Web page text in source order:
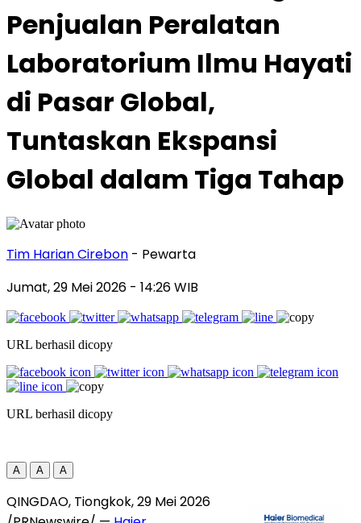
Penjualan Peralatan
Laboratorium Ilmu Hayati
di Pasar Global,
Tuntaskan Ekspansi
Global dalam Tiga Tahap
Tim Harian Cirebon - Pewarta
Jumat, 29 Mei 2026 - 14:26 WIB
URL berhasil dicopy
URL berhasil dicopy
A A A
QINGDAO, Tiongkok, 29 Mei 2026